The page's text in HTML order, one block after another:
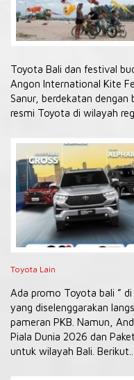
Toyota Bali dan festival
Angon International Kite
Sanur, berdekatan
resmi Toyota di wilayah
Toyota Lain
Ada promo Toyota bali ”
yang diselenggarakan
pameran PKB. Namun,
Piala Dunia 2026 dan
untuk wilayah Bali. Berikut...